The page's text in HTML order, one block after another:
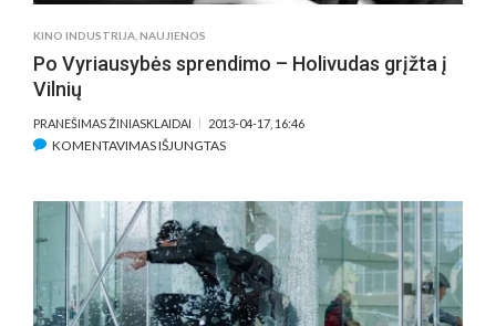
KINO INDUSTRIJA,NAUJIENOS
Po Vyriausybės sprendimo – Holivudas grįžta į
Vilnių
PRANEŠIMAS ŽINIASKLAIDAI 2013-04-17, 16:46
KOMENTAVIMAS IŠJUNGTASĮRAŠE
SPRENDIMO
–
HOLIVUDAS
GRĮŽTA
Į